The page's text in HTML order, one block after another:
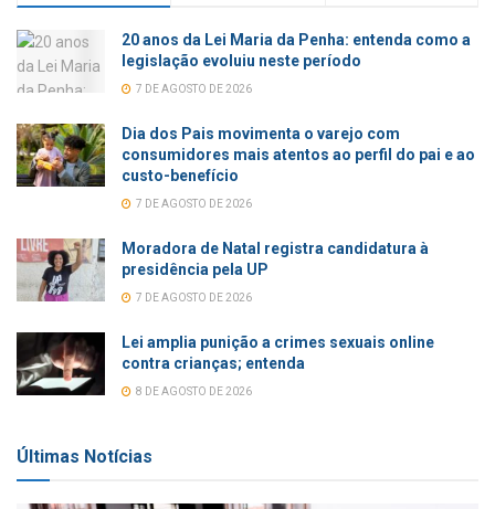
20 anos da Lei Maria da Penha: entenda como a
legislação evoluiu neste período
7 DE AGOSTO DE 2026
Dia dos Pais movimenta o varejo com
consumidores mais atentos ao perfil do pai e ao
custo-benefício
7 DE AGOSTO DE 2026
Moradora de Natal registra candidatura à
presidência pela UP
7 DE AGOSTO DE 2026
Lei amplia punição a crimes sexuais online
contra crianças; entenda
8 DE AGOSTO DE 2026
Últimas Notícias